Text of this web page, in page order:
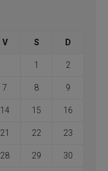
V S D
1 2
7 8 9
14 15 16
21 22 23
28 29 30